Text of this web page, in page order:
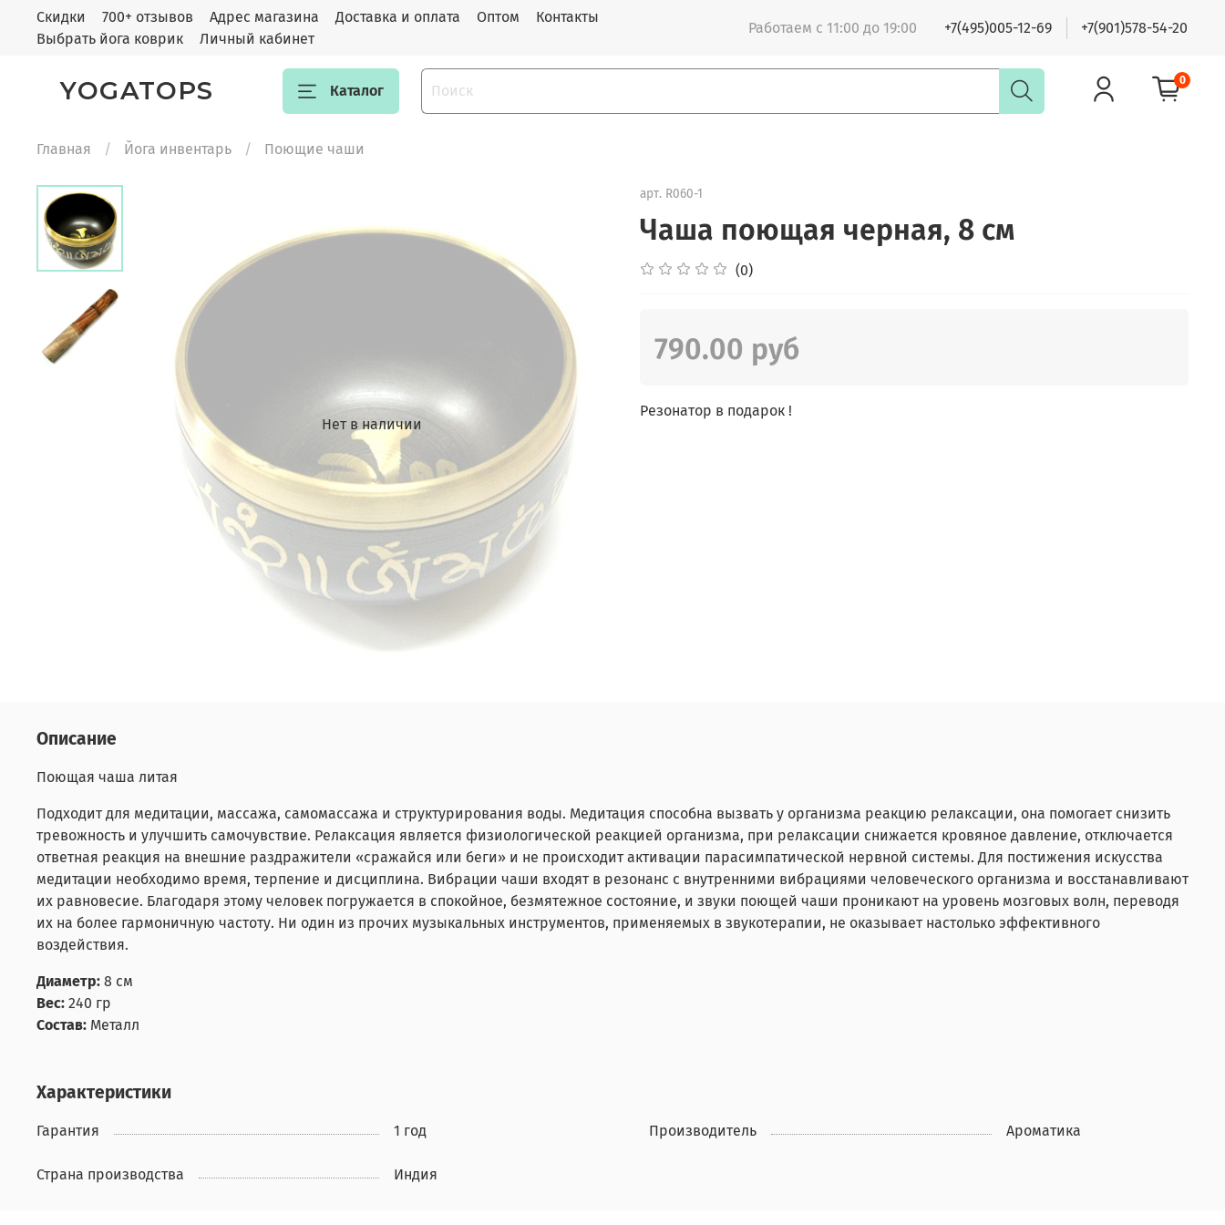
Скидки 700+ отзывов Адрес магазина Доставка и оплата Оптом
Контакты
Выбрать йога коврик
Личный кабинет
Работаем с 11:00 до 19:00 +7(495)005-12-69 +7(901)578-54-20
YOGATOPS Каталог
0
Главная Йога инвентарь Поющие чаши
Нет в наличии
арт. R060-1
Чаша поющая черная, 8 см
(0)
790.00 руб
Резонатор в подарок !
Описание
Поющая чаша литая
Подходит для медитации, массажа, самомассажа и структурирования воды. Медитация способна вызвать у организма реакцию релаксации, она помогает снизить
тревожность и улучшить самочувствие. Релаксация является физиологической реакцией организма, при релаксации cнижается кровяное давление, отключается
ответная реакция на внешние раздражители «сражайся или беги» и не происходит активации парасимпатической нервной системы. Для постижения искусства
медитации необходимо время, терпение и дисциплина. Вибрации чаши входят в резонанс с внутренними вибрациями человеческого организма и восстанавливают
их равновесие. Благодаря этому человек погружается в спокойное, безмятежное состояние, и звуки поющей чаши проникают на уровень мозговых волн, переводя
их на более гармоничную частоту. Ни один из прочих музыкальных инструментов, применяемых в звукотерапии, не оказывает настолько эффективного
воздействия.
Диаметр: 8 см
Вес: 240 гр
Состав: Металл
Характеристики
Гарантия 1 год Производитель Ароматика
Страна производства Индия